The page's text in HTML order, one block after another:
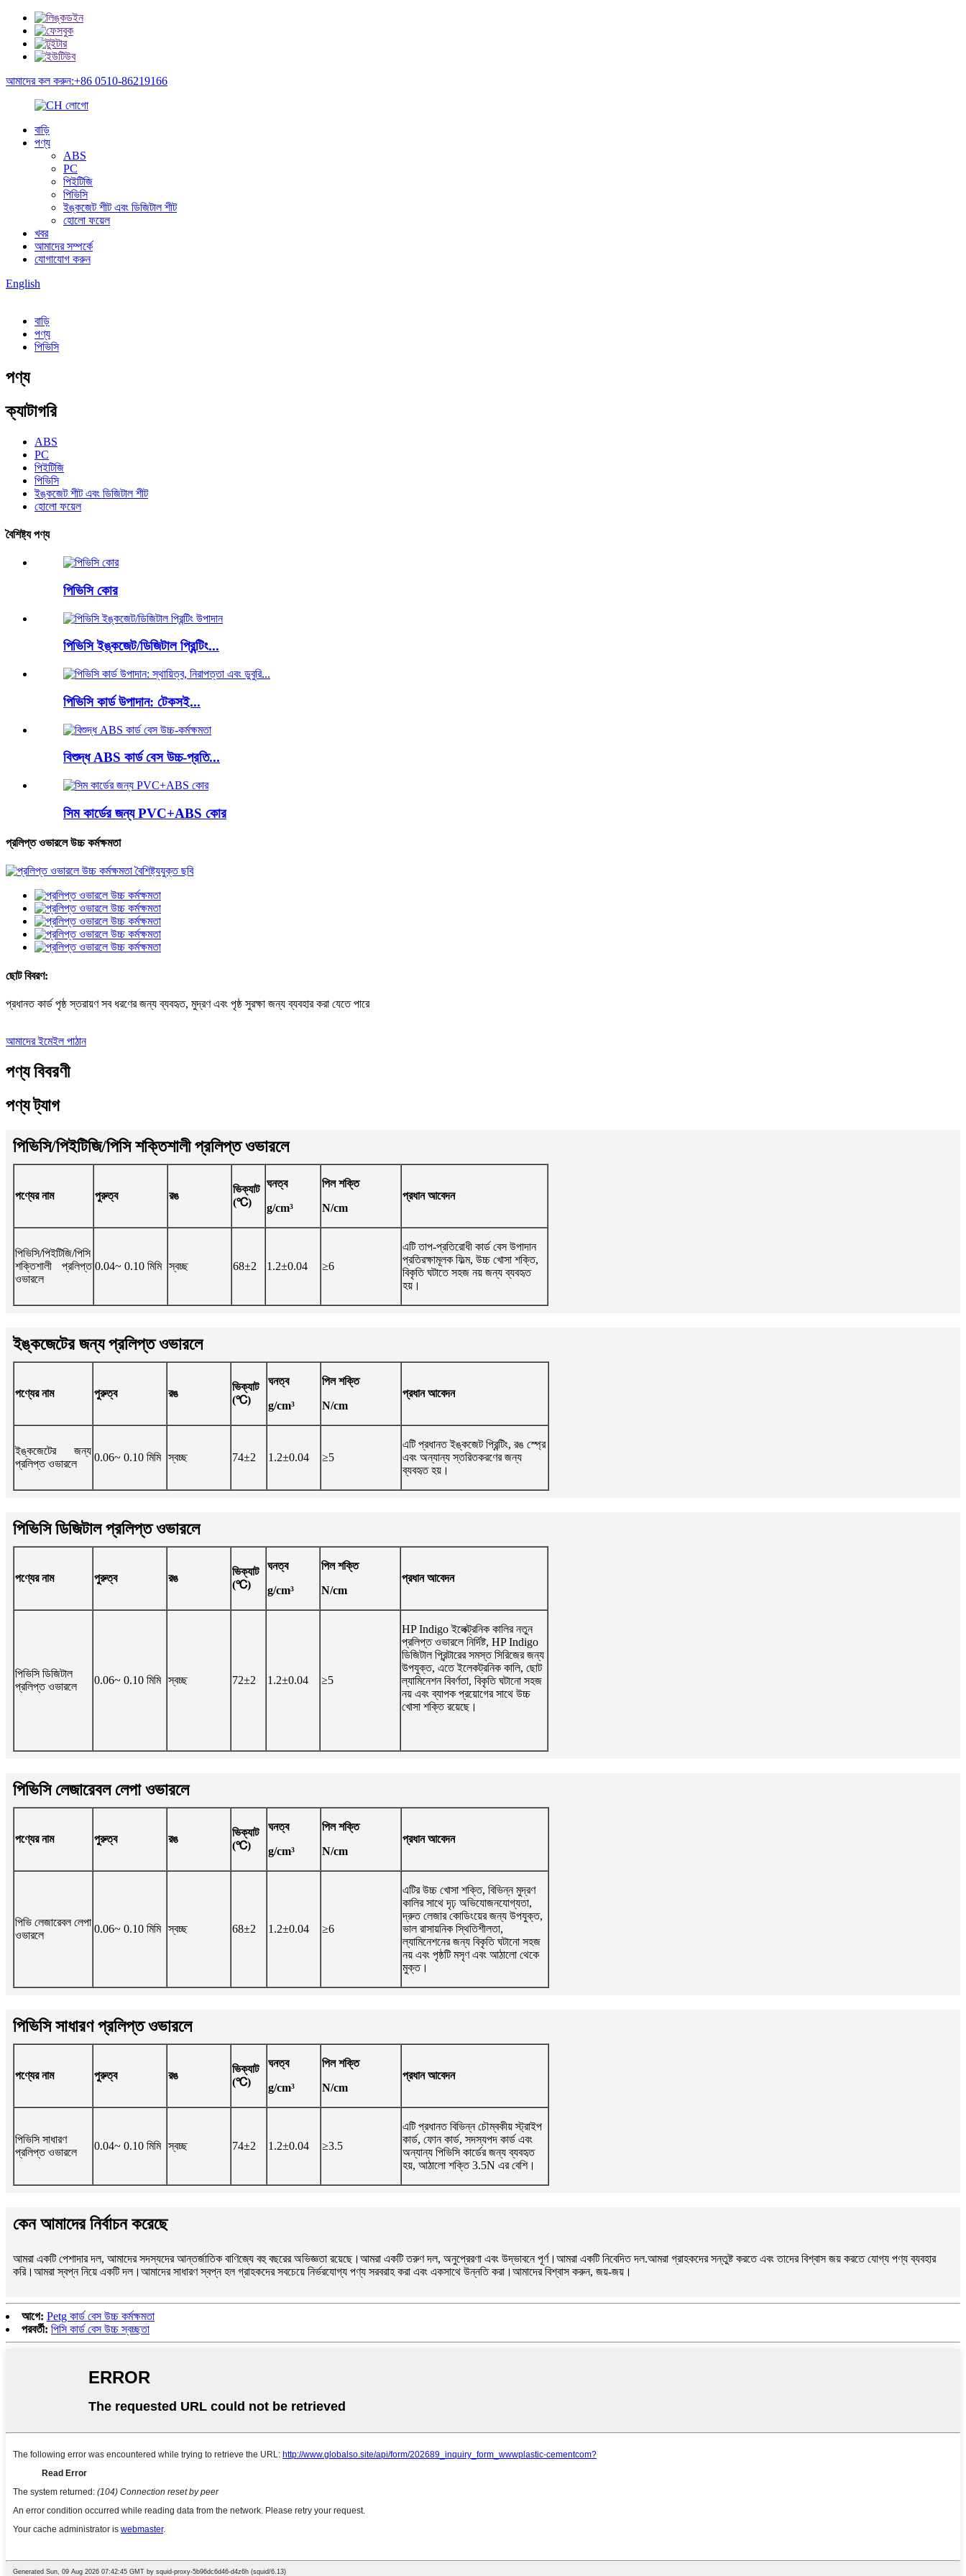
আমাদের কল করুন:+86 0510-86219166
বাড়ি
পণ্য
ABS
PC
পিইটিজি
পিভিসি
ইঙ্কজেট শীট এবং ডিজিটাল শীট
হোলো ফয়েল
খবর
আমাদের সম্পর্কে
যোগাযোগ করুন
English
বাড়ি
পণ্য
পিভিসি
পণ্য
ক্যাটাগরি
ABS
PC
পিইটিজি
পিভিসি
ইঙ্কজেট শীট এবং ডিজিটাল শীট
হোলো ফয়েল
বৈশিষ্ট্য পণ্য
পিভিসি কোর
পিভিসি ইঙ্কজেট/ডিজিটাল প্রিন্টিং...
পিভিসি কার্ড উপাদান: টেকসই...
বিশুদ্ধ ABS কার্ড বেস উচ্চ-প্রতি...
সিম কার্ডের জন্য PVC+ABS কোর
প্রলিপ্ত ওভারলে উচ্চ কর্মক্ষমতা
ছোট বিবরণ:
প্রধানত কার্ড পৃষ্ঠ স্তরায়ণ সব ধরণের জন্য ব্যবহৃত, মুদ্রণ এবং পৃষ্ঠ সুরক্ষা জন্য ব্যবহার করা যেতে পারে
আমাদের ইমেইল পাঠান
পণ্য বিবরণী
পণ্য ট্যাগ
পিভিসি/পিইটিজি/পিসি শক্তিশালী প্রলিপ্ত ওভারলে
পণ্যের নাম পুরুত্ব রঙ
ভিক্যাট
(℃)
ঘনত্ব
g/cm³
পিল শক্তি
N/cm
প্রধান আবেদন
পিভিসি/পিইটিজি/পিসি
শক্তিশালী প্রলিপ্ত
ওভারলে
0.04~ 0.10 মিমি স্বচ্ছ 68±2 1.2±0.04 ≥6
এটি তাপ-প্রতিরোধী কার্ড বেস উপাদান
প্রতিরক্ষামূলক ফিল্ম, উচ্চ খোসা শক্তি,
বিকৃতি ঘটাতে সহজ নয় জন্য ব্যবহৃত
হয়।
ইঙ্কজেটের জন্য প্রলিপ্ত ওভারলে
পণ্যের নাম পুরুত্ব রঙ
ভিক্যাট
(℃)
ঘনত্ব
g/cm³
পিল শক্তি
N/cm
প্রধান আবেদন
ইঙ্কজেটের জন্য
প্রলিপ্ত ওভারলে
0.06~ 0.10 মিমি স্বচ্ছ 74±2 1.2±0.04 ≥5
এটি প্রধানত ইঙ্কজেট প্রিন্টিং, রঙ স্প্রে
এবং অন্যান্য স্তরিতকরণের জন্য
ব্যবহৃত হয়।
পিভিসি ডিজিটাল প্রলিপ্ত ওভারলে
পণ্যের নাম পুরুত্ব রঙ
ভিক্যাট
(℃)
ঘনত্ব
g/cm³
পিল শক্তি
N/cm
প্রধান আবেদন
পিভিসি ডিজিটাল
প্রলিপ্ত ওভারলে
0.06~ 0.10 মিমি স্বচ্ছ 72±2 1.2±0.04 ≥5
HP Indigo ইলেক্ট্রনিক কালির নতুন
প্রলিপ্ত ওভারলে নির্দিষ্ট, HP Indigo
ডিজিটাল প্রিন্টারের সমস্ত সিরিজের জন্য
উপযুক্ত, এতে ইলেকট্রনিক কালি, ছোট
ল্যামিনেশন বিবর্ণতা, বিকৃতি ঘটানো সহজ
নয় এবং ব্যাপক প্রয়োগের সাথে উচ্চ
খোসা শক্তি রয়েছে।
পিভিসি লেজারেবল লেপা ওভারলে
পণ্যের নাম পুরুত্ব রঙ
ভিক্যাট
(℃)
ঘনত্ব
g/cm³
পিল শক্তি
N/cm
প্রধান আবেদন
পিভি লেজারেবল লেপা
ওভারলে
0.06~ 0.10 মিমি স্বচ্ছ 68±2 1.2±0.04 ≥6
এটির উচ্চ খোসা শক্তি, বিভিন্ন মুদ্রণ
কালির সাথে দৃঢ় অভিযোজনযোগ্যতা,
দ্রুত লেজার কোডিংয়ের জন্য উপযুক্ত,
ভাল রাসায়নিক স্থিতিশীলতা,
ল্যামিনেশনের জন্য বিকৃতি ঘটানো সহজ
নয় এবং পৃষ্ঠটি মসৃণ এবং আঠালো থেকে
মুক্ত।
পিভিসি সাধারণ প্রলিপ্ত ওভারলে
পণ্যের নাম পুরুত্ব রঙ
ভিক্যাট
(℃)
ঘনত্ব
g/cm³
পিল শক্তি
N/cm
প্রধান আবেদন
পিভিসি সাধারণ
প্রলিপ্ত ওভারলে
0.04~ 0.10 মিমি স্বচ্ছ 74±2 1.2±0.04 ≥3.5
এটি প্রধানত বিভিন্ন চৌম্বকীয় স্ট্রাইপ
কার্ড, ফোন কার্ড, সদস্যপদ কার্ড এবং
অন্যান্য পিভিসি কার্ডের জন্য ব্যবহৃত
হয়, আঠালো শক্তি 3.5N এর বেশি।
কেন আমাদের নির্বাচন করেছে
আমরা একটি পেশাদার দল, আমাদের সদস্যদের আন্তর্জাতিক বাণিজ্যে বহু বছরের অভিজ্ঞতা রয়েছে।আমরা একটি তরুণ দল, অনুপ্রেরণা এবং উদ্ভাবনে পূর্ণ।আমরা একটি নিবেদিত দল.আমরা গ্রাহকদের সন্তুষ্ট করতে এবং তাদের বিশ্বাস জয় করতে যোগ্য পণ্য ব্যবহার
করি।আমরা স্বপ্ন নিয়ে একটি দল।আমাদের সাধারণ স্বপ্ন হল গ্রাহকদের সবচেয়ে নির্ভরযোগ্য পণ্য সরবরাহ করা এবং একসাথে উন্নতি করা।আমাদের বিশ্বাস করুন, জয়-জয়।
আগে: Petg কার্ড বেস উচ্চ কর্মক্ষমতা
পরবর্তী: পিসি কার্ড বেস উচ্চ স্বচ্ছতা